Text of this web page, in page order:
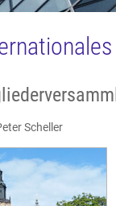
Scheller